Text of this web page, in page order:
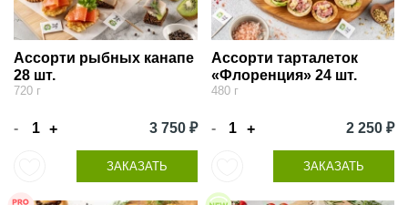
Ассорти рыбных канапе
28 шт.
720 г
- + 3 750 ₽
ЗАКАЗАТЬ
Ассорти тарталеток
«Флоренция» 24 шт.
480 г
- + 2 250 ₽
ЗАКАЗАТЬ